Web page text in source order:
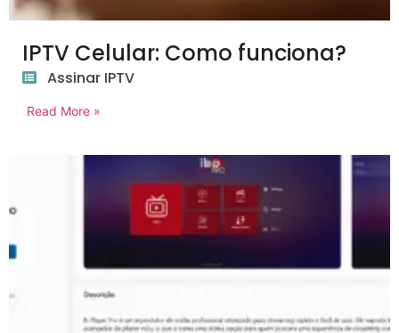
IPTV Celular: Como funciona?
Assinar IPTV
Read More »